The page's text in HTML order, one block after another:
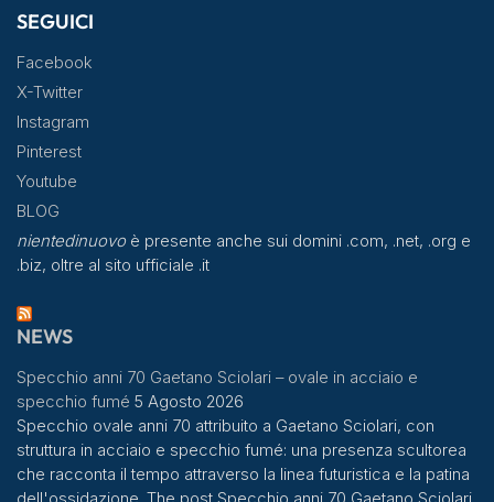
SEGUICI
Facebook
X-Twitter
Instagram
Pinterest
Youtube
BLOG
nientedinuovoè presente anche sui domini .com, .net, .org e
.biz, oltre al sito ufficiale .it
NEWS
Specchio anni 70 Gaetano Sciolari – ovale in acciaio e
specchio fumé 5 Agosto 2026
Specchio ovale anni 70 attribuito a Gaetano Sciolari, con
struttura in acciaio e specchio fumé: una presenza scultorea
che racconta il tempo attraverso la linea futuristica e la patina